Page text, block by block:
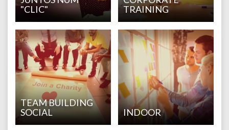
"CLIC"
TRAINING
TEAM BUILDING
SOCIAL
INDOOR